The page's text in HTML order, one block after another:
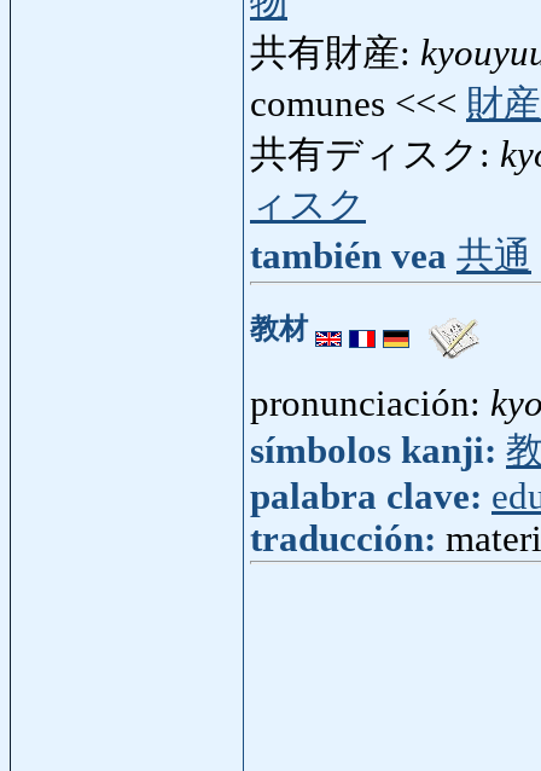
共有財産:
comunes <<< 財産
共有ディスク:
ィスク
también vea 共通
教材
pronunciación:
símbolos kanji:
palabra clave:
traducción: